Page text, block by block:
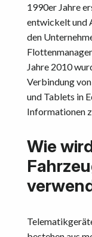
1990er Jahre
entwickelt und
den
Jahre 2010
Verbindung
und Tablets in
Informationen
Wie